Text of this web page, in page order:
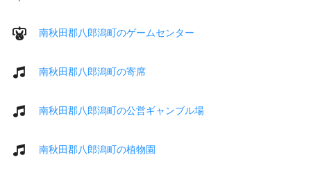
南秋田郡八郎潟町のゲームセンター
南秋田郡八郎潟町の寄席
南秋田郡八郎潟町の公営ギャンブル場
南秋田郡八郎潟町の植物園